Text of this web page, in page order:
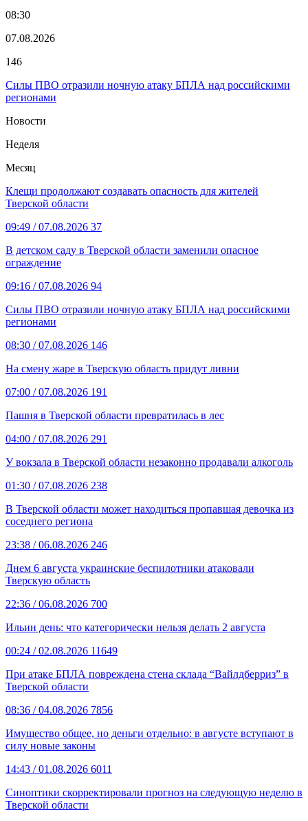
08:30
07.08.2026
146
Силы ПВО отразили ночную атаку БПЛА над российскими
регионами
Новости
Неделя
Месяц
Клещи продолжают создавать опасность для жителей
Тверской области
09:49 / 07.08.2026 37
В детском саду в Тверской области заменили опасное
ограждение
09:16 / 07.08.2026 94
Силы ПВО отразили ночную атаку БПЛА над российскими
регионами
08:30 / 07.08.2026 146
На смену жаре в Тверскую область придут ливни
07:00 / 07.08.2026 191
Пашня в Тверской области превратилась в лес
04:00 / 07.08.2026 291
У вокзала в Тверской области незаконно продавали алкоголь
01:30 / 07.08.2026 238
В Тверской области может находиться пропавшая девочка из
соседнего региона
23:38 / 06.08.2026 246
Днем 6 августа украинские беспилотники атаковали
Тверскую область
22:36 / 06.08.2026 700
Ильин день: что категорически нельзя делать 2 августа
00:24 / 02.08.2026 11649
При атаке БПЛА повреждена стена склада “Вайлдберриз” в
Тверской области
08:36 / 04.08.2026 7856
Имущество общее, но деньги отдельно: в августе вступают в
силу новые законы
14:43 / 01.08.2026 6011
Синоптики скорректировали прогноз на следующую неделю в
Тверской области